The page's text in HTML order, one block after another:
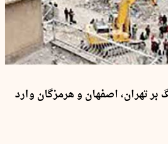
تهران، اصفهان و هرمزگان وارد